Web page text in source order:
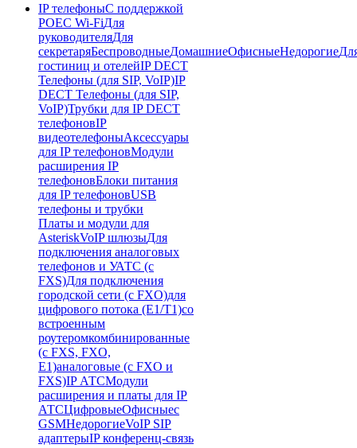
IP телефоныС поддержкой
POEC Wi-FiДля
руководителяДля
секретаряБеспроводныеДомашниеОфисныеНедорогие
гостиниц и отелейIP DECT
Телефоны (для SIP, VoIP)IP
DECT Телефоны (для SIP,
VoIP)Трубки для IP DECT
телефоновIP
видеотелефоныАксессуары
для IP телефоновМодули
расширения IP
телефоновБлоки питания
для IP телефоновUSB
телефоны и трубки
Платы и модули для
AsteriskVoIP шлюзыДля
подключения аналоговых
телефонов и УАТС (с
FXS)Для подключения
городской сети (с FXO)для
цифрового потока (E1/T1)со
встроенным
роутеромкомбинированные
(c FXS, FXO,
E1)аналоговые (с FXO и
FXS)IP АТСМодули
расширения и платы для IP
АТСЦифровыеОфисныес
GSMНедорогиеVoIP SIP
адаптерыIP конференц-связь